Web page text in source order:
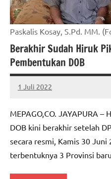
Paskalis Kosay, S.Pd. MM.
Berakhir Sudah Hiruk
Pembentukan DOB
1 Juli 2022
MEPAGO
No
MEPAGO,CO. JAYAPURA
DOB kini berakhir setelah
secara resmi, Kamis 30 Juni
terbentuknya 3 Provinsi